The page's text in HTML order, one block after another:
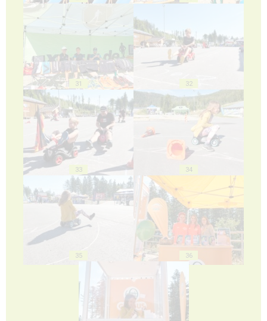
31 32
33 34
35 36